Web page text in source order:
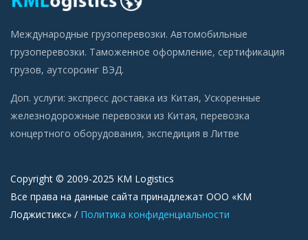
Международные грузоперевозки. Автомобильные
грузоперевозки. Таможенное оформление, сертификация
грузов, аутсорсинг ВЭД.
Доп. услуги: экспресс доставка из Китая, Ускоренные
железнодорожные перевозки из Китая, перевозка
концертного оборудования, экспедиция в Литве
Copyright © 2009-2025 KM Logistics
Все права на данные сайта принадлежат ООО «КМ
Лоджистикс» / Политика конфиденциальности